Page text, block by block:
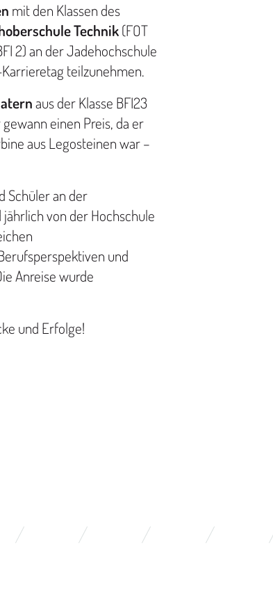
mit den Klassen des
Technik(FOT
2) an der Jadehochschule
teilzunehmen.
aus der Klasse BFI23
einen Preis, da er
aus Legosteinen war –
Schüler an der
von der Hochschule
und
Anreise wurde
und Erfolge!